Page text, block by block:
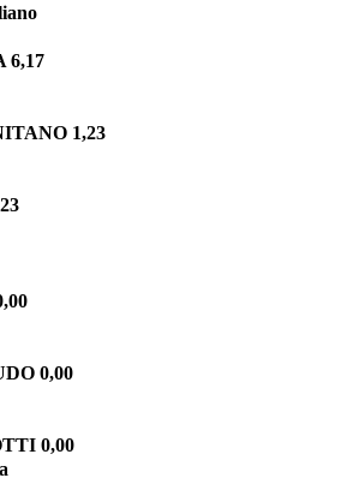
6,17
1,23
Civica
0,00
0,00